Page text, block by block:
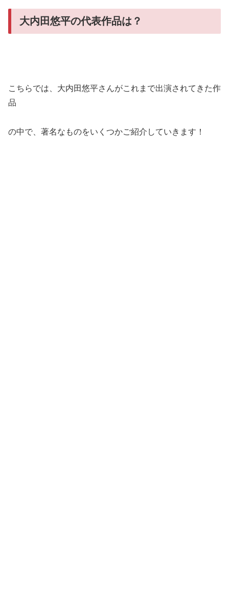
大内田悠平の代表作品は？
こちらでは、大内田悠平さんがこれまで出演されてきた作
品
の中で、著名なものをいくつかご紹介していきます！